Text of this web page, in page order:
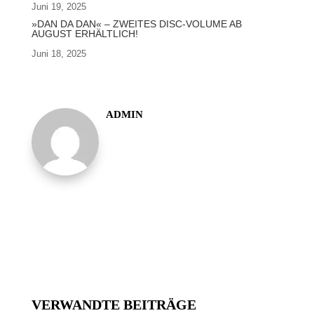
Juni 19, 2025
»DAN DA DAN« – ZWEITES DISC-VOLUME AB
AUGUST ERHÄLTLICH!
Juni 18, 2025
ADMIN
VERWANDTE BEITRÄGE